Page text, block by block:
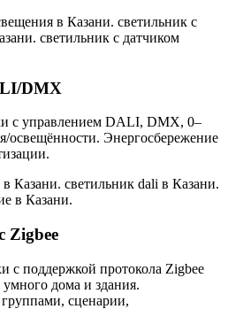
в Казани. светильник с
светильник с датчиком
DMX
с управлением DALI, DMX, 0–
освещённости. Энергосбережение
Казани. светильник dali в Казани.
в Казани.
Zigbee
с поддержкой протокола Zigbee
дома и здания.
сценарии,